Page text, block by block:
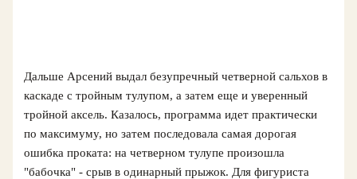
Дальше Арсений выдал безупречный четверной сальхов в
каскаде с тройным тулупом, а затем еще и уверенный
тройной аксель. Казалось, программа идет практически
по максимуму, но затем последовала самая дорогая
ошибка проката: на четверном тулупе произошла
"бабочка" - срыв в одинарный прыжок. Для фигуриста